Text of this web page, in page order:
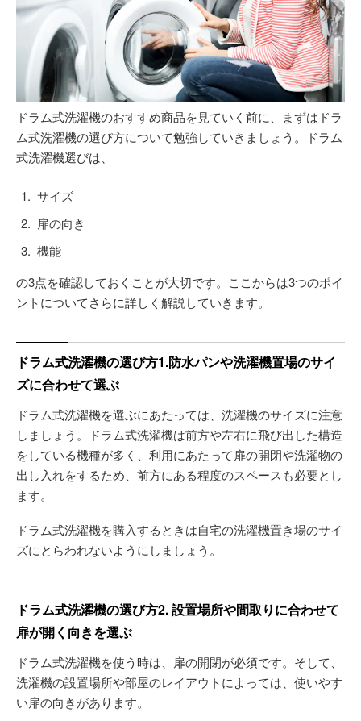
ドラム式洗濯機のおすすめ商品を見ていく前に、まずはドラ
ム式洗濯機の選び方について勉強していきましょう。ドラム
式洗濯機選びは、
サイズ
扉の向き
機能
の3点を確認しておくことが大切です。ここからは3つのポイ
ントについてさらに詳しく解説していきます。
ドラム式洗濯機の選び方1.防水パンや洗濯機置場のサイ
ズに合わせて選ぶ
ドラム式洗濯機を選ぶにあたっては、洗濯機のサイズに注意
しましょう。ドラム式洗濯機は前方や左右に飛び出した構造
をしている機種が多く、利用にあたって扉の開閉や洗濯物の
出し入れをするため、前方にある程度のスペースも必要とし
ます。
ドラム式洗濯機を購入するときは自宅の洗濯機置き場のサイ
ズにとらわれないようにしましょう。
ドラム式洗濯機の選び方2. 設置場所や間取りに合わせて
扉が開く向きを選ぶ
ドラム式洗濯機を使う時は、扉の開閉が必須です。そして、
洗濯機の設置場所や部屋のレイアウトによっては、使いやす
い扉の向きがあります。